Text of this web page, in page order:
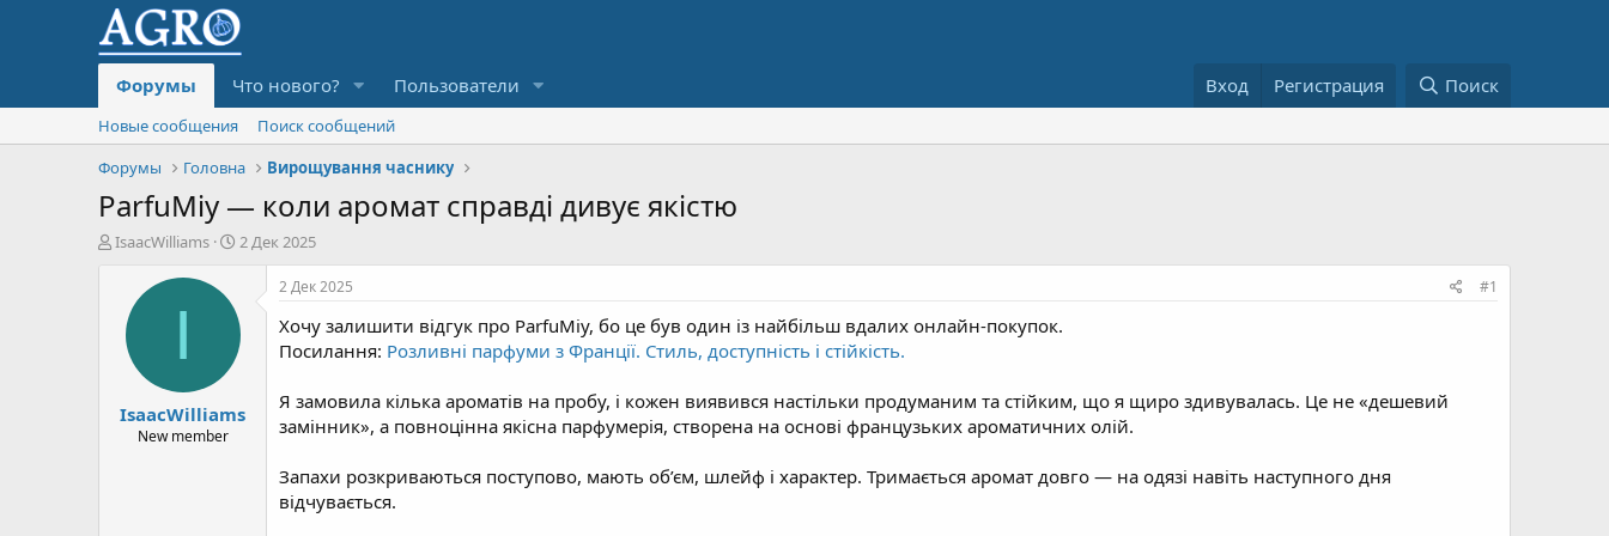
Форумы Что нового? Пользователи Вход Регистрация Поиск
Новые сообщения
Поиск сообщений
Форумы
Головна Вирощування часнику
ParfuMiy — коли аромат справді дивує якістю
А
ы
IsaacWilliams
Д
н
а
л
2 Дек 2025
I
IsaacWilliams
New member
2 Дек 2025 #1
Хочу залишити відгук про ParfuMiy, бо це був один із найбільш вдалих онлайн-покупок.
Посилання: Розливні парфуми з Франції. Стиль, доступність і стійкість.
Я замовила кілька ароматів на пробу, і кожен виявився настільки продуманим та стійким, що я щиро здивувалась. Це не «дешевий
замінник», а повноцінна якісна парфумерія, створена на основі французьких ароматичних олій.
Запахи розкриваються поступово, мають об’єм, шлейф і характер. Тримається аромат довго — на одязі навіть наступного дня
відчувається.